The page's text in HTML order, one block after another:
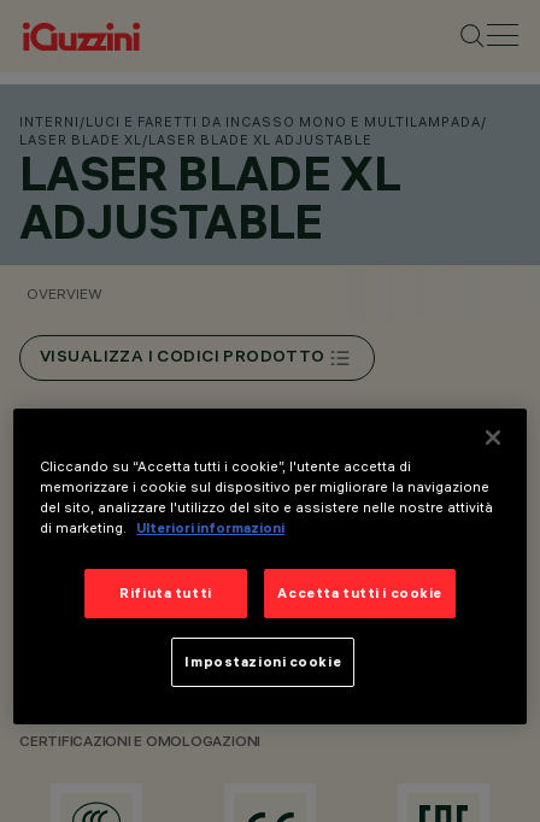
INTERNI /LUCI E FARETTI DA INCASSO MONO E MULTILAMPADA/
LASER BLADE XL/LASER BLADE XL ADJUSTABLE
LASER BLADE XL
ADJUSTABLE
OVERVIEW
VISUALIZZA I CODICI PRODOTTO
GRADI DI PROTEZIONE
IP20
CERTIFICAZIONI E OMOLOGAZIONI
Cliccando su “Accetta tutti i cookie”, l'utente accetta di
memorizzare i cookie sul dispositivo per migliorare la navigazione
del sito, analizzare l'utilizzo del sito e assistere nelle nostre attività
di marketing.
Ulteriori informazioni
Rifiuta tutti Accetta tutti i cookie
Impostazioni cookie